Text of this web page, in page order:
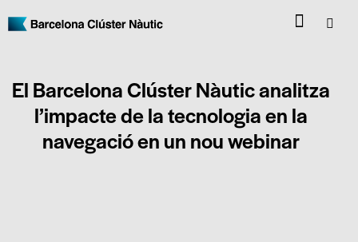
El Barcelona Clúster Nàutic analitza
l’impacte de la tecnologia en la
navegació en un nou webinar